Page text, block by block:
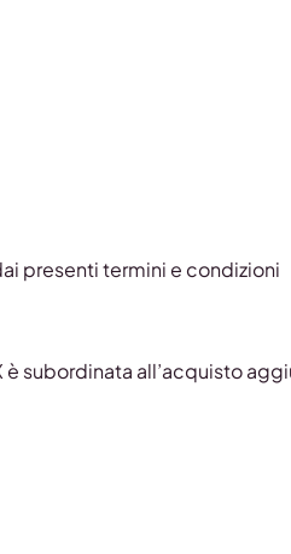
presenti termini e condizioni
subordinata all’acquisto